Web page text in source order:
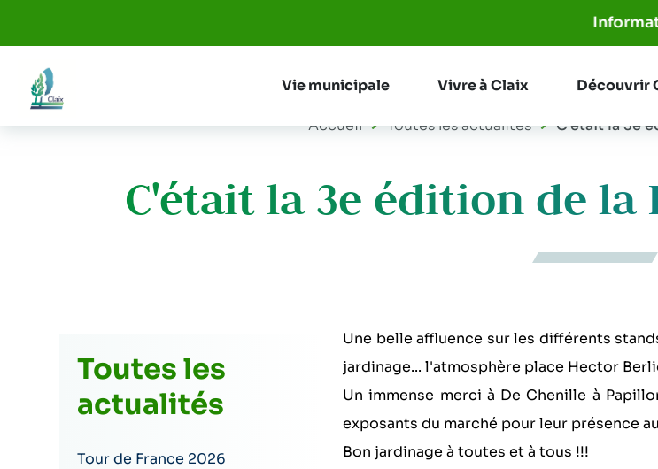
Du 18/06 au 31/
Vie municipale Vivre à Claix Découvrir
Accueil Toutes les actualités C'était la 3e
C'était la 3e édition de la
Toutes les
actualités
Tour de France 2026
Une belle affluence sur les différents
jardinage... l'atmosphère place Hector
Un immense merci à De Chenille à
exposants du marché pour leur présence
Bonjardinage à toutes et à tous !!!